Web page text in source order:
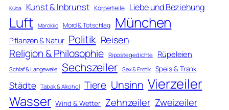
Kuba Kunst & Inbrunst Körperteile Liebe und Beziehung
Luft Marokko Mord & Totschlag München
Pflanzen & Natur Politik Reisen
Religion & Philosophie Ripostegedichte Rüpeleien
Schlaf & Langeweile Sechszeiler Sex & Erotik Speis & Trank
Städte Tabak & Alkohol Tiere Unsinn Vierzeiler
Wasser Wind & Wetter Zehnzeiler Zweizeiler